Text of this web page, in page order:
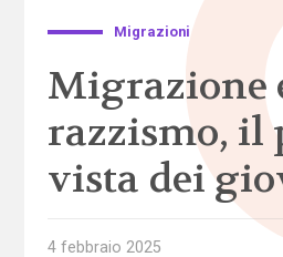
Migrazioni
Migrazione
razzismo, il
vista dei
4 febbraio 2025